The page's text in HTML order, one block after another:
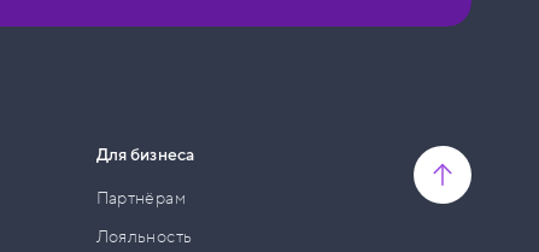
Для бизнеса
Партнёрам
Лояльность